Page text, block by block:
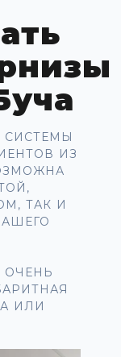
ИЗ
ТАК И
ОЧЕНЬ
ИЛИ